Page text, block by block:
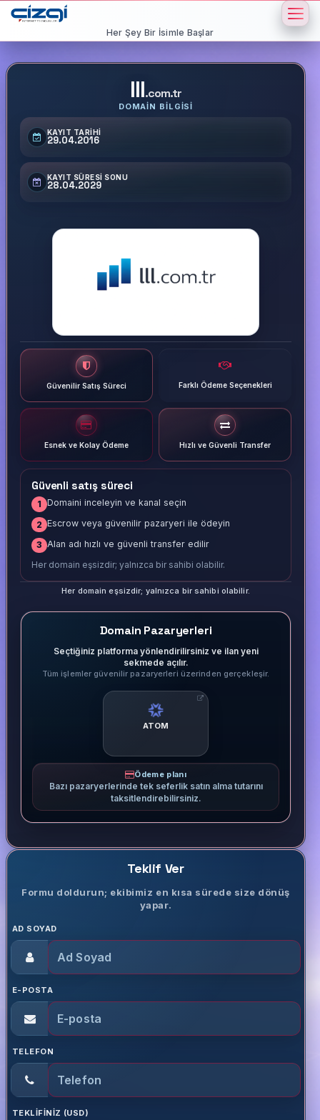
Her Şey Bir İsimle Başlar
lll.com.tr
DOMAIN BILGISI
KAYIT TARIHI
29.04.2016
KAYIT SÜRESI SONU
28.04.2029
Güvenilir Satış Süreci Farklı Ödeme Seçenekleri
Esnek ve Kolay Ödeme Hızlı ve Güvenli Transfer
Güvenli satış süreci
1 Domaini inceleyin ve kanal seçin
2 Escrow veya güvenilir pazaryeri ile ödeyin
3 Alan adı hızlı ve güvenli transfer edilir
Her domain eşsizdir; yalnızca bir sahibi olabilir.
Her domain eşsizdir; yalnızca bir sahibi olabilir.
Domain Pazaryerleri
Seçtiğiniz platforma yönlendirilirsiniz ve ilan yeni
sekmede açılır.
Tüm işlemler güvenilir pazaryerleri üzerinden gerçekleşir.
ATOM
Ödeme planı
Bazı pazaryerlerinde tek seferlik satın alma tutarını
taksitlendirebilirsiniz.
Teklif Ver
Formu doldurun; ekibimiz en kısa sürede size dönüş
yapar.
AD SOYAD
E-POSTA
TELEFON
TEKLIFINIZ (USD)